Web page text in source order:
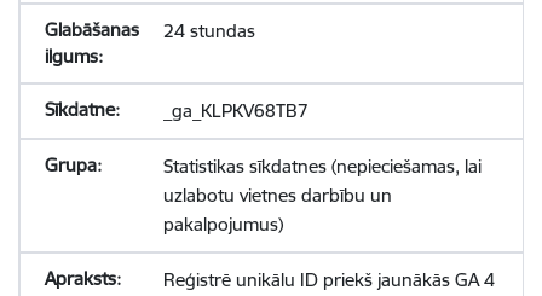
24 stundas
_ga_KLPKV68TB7
Statistikas sīkdatnes (nepieciešamas, lai
uzlabotu vietnes darbību un
pakalpojumus)
Reģistrē unikālu ID priekš jaunākās GA 4